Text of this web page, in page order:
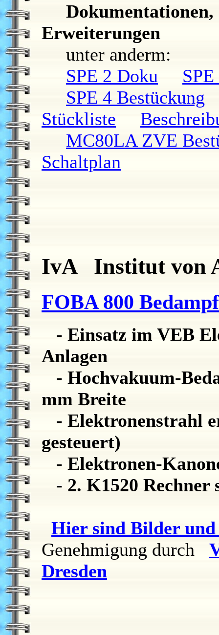
Erweiterungen
unter anderm:
SPE 2 Doku
SPE 4 Bestückung
Stückliste
MC80LA ZVE
Schaltplan
IvA Institut von
FOBA 800
- Einsatz im VEB
Anlagen
- Hochvakuum-
mm Breite
- Elektronenstrahl
gesteuert)
- Elektronen-
- 2. K1520 Rechner
Hier sind Bilder
Genehmigung durch
Dresden